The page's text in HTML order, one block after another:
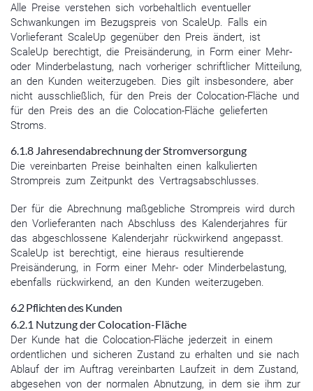
Alle Preise verstehen sich vorbehaltlich eventueller
Schwankungen im Bezugspreis von ScaleUp. Falls ein
Vorlieferant ScaleUp gegenüber den Preis ändert, ist
ScaleUp berechtigt, die Preisänderung, in Form einer Mehr-
oder Minderbelastung, nach vorheriger schriftlicher Mitteilung,
an den Kunden weiterzugeben. Dies gilt insbesondere, aber
nicht ausschließlich, für den Preis der Colocation-Fläche und
für den Preis des an die Colocation-Fläche gelieferten
Stroms.
6.1.8 Jahresendabrechnung der Stromversorgung
Die vereinbarten Preise beinhalten einen kalkulierten
Strompreis zum Zeitpunkt des Vertragsabschlusses.
Der für die Abrechnung maßgebliche Strompreis wird durch
den Vorlieferanten nach Abschluss des Kalenderjahres für
das abgeschlossene Kalenderjahr rückwirkend angepasst.
ScaleUp ist berechtigt, eine hieraus resultierende
Preisänderung, in Form einer Mehr- oder Minderbelastung,
ebenfalls rückwirkend, an den Kunden weiterzugeben.
6.2 Pflichten des Kunden
6.2.1 Nutzung der Colocation-Fläche
Der Kunde hat die Colocation-Fläche jederzeit in einem
ordentlichen und sicheren Zustand zu erhalten und sie nach
Ablauf der im Auftrag vereinbarten Laufzeit in dem Zustand,
abgesehen von der normalen Abnutzung, in dem sie ihm zur